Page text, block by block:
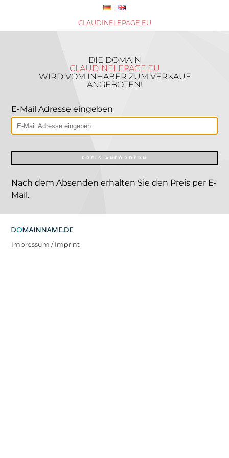
CLAUDINELEPAGE.EU
DIE DOMAIN
CLAUDINELEPAGE.EU
WIRD VOM INHABER ZUM VERKAUF
ANGEBOTEN!
E-Mail Adresse eingeben
PREIS ANFORDERN
Nach dem Absenden erhalten Sie den Preis per E-
Mail.
Impressum / Imprint